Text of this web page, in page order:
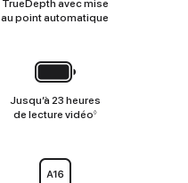
TrueDepth avec mise
au point automatique
Jusqu’à 23 heures
de lecture vidéo◊Renvoi